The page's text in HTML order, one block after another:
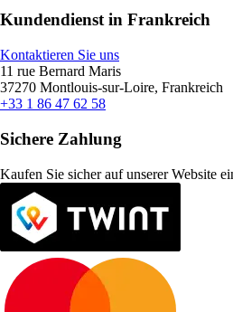
Kundendienst in Frankreich
Kontaktieren Sie uns
11 rue Bernard Maris
37270 Montlouis-sur-Loire, Frankreich
+33 1 86 47 62 58
Sichere Zahlung
Kaufen Sie sicher auf unserer Website